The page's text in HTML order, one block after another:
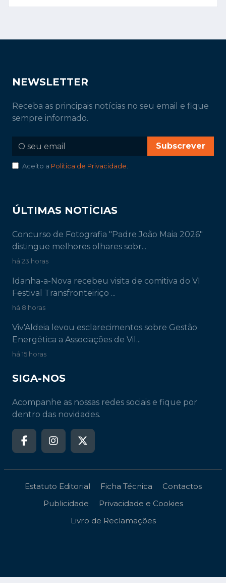
NEWSLETTER
Receba as principais notícias no seu email e fique
sempre informado.
Subscrever
Aceito a Política de Privacidade.
ÚLTIMAS NOTÍCIAS
Concurso de Fotografia "Padre João Maia 2026"
distingue melhores olhares sobr...
há 23 horas
Idanha-a-Nova recebeu visita de comitiva do VI
Festival Transfronteiriço ...
há 8 horas
Viv'Aldeia levou esclarecimentos sobre Gestão
Energética a Associações de Vil...
há 15 horas
SIGA-NOS
Acompanhe as nossas redes sociais e fique por
dentro das novidades.
Estatuto Editorial Ficha Técnica
Contactos
Publicidade
Privacidade e Cookies
Livro de Reclamações